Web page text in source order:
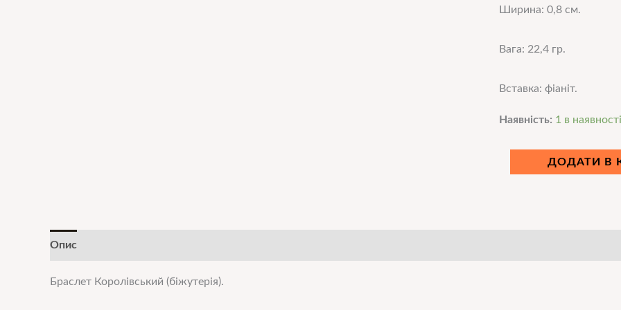
Ширина: 0,8 см.
Вага: 22,4 гр.
Вставка: фіаніт.
Наявність: 1 в наявності
ДОДАТИ В
Опис
Браслет Королівський (біжутерія).